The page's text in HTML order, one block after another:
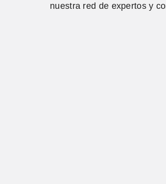
nuestra red de expertos y